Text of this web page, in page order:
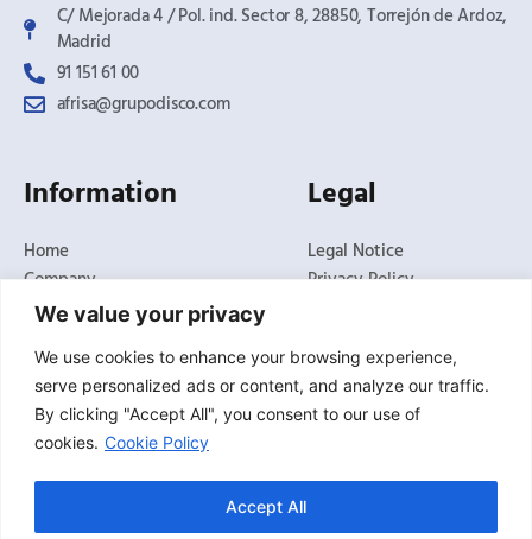
We value your privacy
We use cookies to enhance your browsing experience,
serve personalized ads or content, and analyze our traffic.
By clicking "Accept All", you consent to our use of
cookies. Cookie Policy
Accept All
C/ Mejorada 4 / Pol. ind. Sector 8, 28850, Torrejón de Ardoz,
Madrid​
91 151 61 00
afrisa@grupodisco.com
Information
Home
Company
Products
News
Delegations
Contact
Technical Service
Legal
Legal Notice
Privacy Policy
Conditions of Sale
Claims Channel